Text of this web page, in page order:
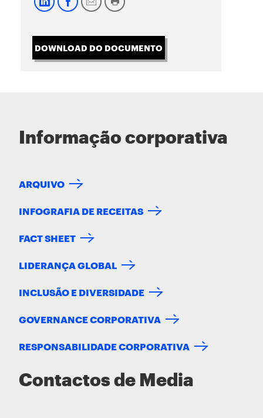
DOWNLOAD DO DOCUMENTO
Informação corporativa
ARQUIVO
INFOGRAFIA DE RECEITAS
FACT SHEET
LIDERANÇA GLOBAL
INCLUSÃO E DIVERSIDADE
GOVERNANCE CORPORATIVA
RESPONSABILIDADE CORPORATIVA
Contactos de Media